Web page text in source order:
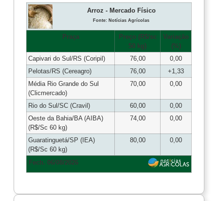
Arroz - Mercado Físico
Fonte: Notícias Agrícolas
Praça
Preço (R$/sc
50 kg)
Variação
(%)
Capivari do Sul/RS (Coripil)
76,00
0,00
Pelotas/RS (Cereagro)
76,00
+1,33
Média Rio Grande do Sul
(Clicmercado)
70,00 0,00
Rio do Sul/SC (Cravil) 60,00
0,00
Oeste da Bahia/BA (AIBA)
(R$/Sc 60 kg)
74,00 0,00
Guaratinguetá/SP (IEA)
(R$/Sc 60 kg)
80,00 0,00
Fech. 06/08/2026